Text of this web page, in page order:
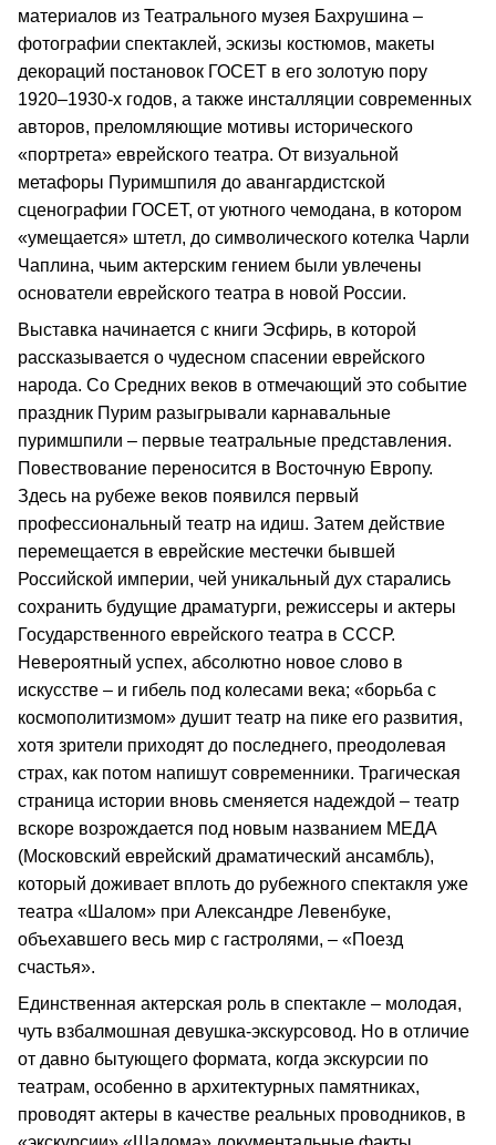
материалов из Театрального музея Бахрушина –
фотографии спектаклей, эскизы костюмов, макеты
декораций постановок ГОСЕТ в его золотую пору
1920–1930-х годов, а также инсталляции современных
авторов, преломляющие мотивы исторического
«портрета» еврейского театра. От визуальной
метафоры Пуримшпиля до авангардистской
сценографии ГОСЕТ, от уютного чемодана, в котором
«умещается» штетл, до символического котелка Чарли
Чаплина, чьим актерским гением были увлечены
основатели еврейского театра в новой России.
Выставка начинается с книги Эсфирь, в которой
рассказывается о чудесном спасении еврейского
народа. Со Средних веков в отмечающий это событие
праздник Пурим разыгрывали карнавальные
пуримшпили – первые театральные представления.
Повествование переносится в Восточную Европу.
Здесь на рубеже веков появился первый
профессиональный театр на идиш. Затем действие
перемещается в еврейские местечки бывшей
Российской империи, чей уникальный дух старались
сохранить будущие драматурги, режиссеры и актеры
Государственного еврейского театра в СССР.
Невероятный успех, абсолютно новое слово в
искусстве – и гибель под колесами века; «борьба с
космополитизмом» душит театр на пике его развития,
хотя зрители приходят до последнего, преодолевая
страх, как потом напишут современники. Трагическая
страница истории вновь сменяется надеждой – театр
вскоре возрождается под новым названием МЕДА
(Московский еврейский драматический ансамбль),
который доживает вплоть до рубежного спектакля уже
театра «Шалом» при Александре Левенбуке,
объехавшего весь мир с гастролями, – «Поезд
счастья».
Единственная актерская роль в спектакле – молодая,
чуть взбалмошная девушка-экскурсовод. Но в отличие
от давно бытующего формата, когда экскурсии по
театрам, особенно в архитектурных памятниках,
проводят актеры в качестве реальных проводников, в